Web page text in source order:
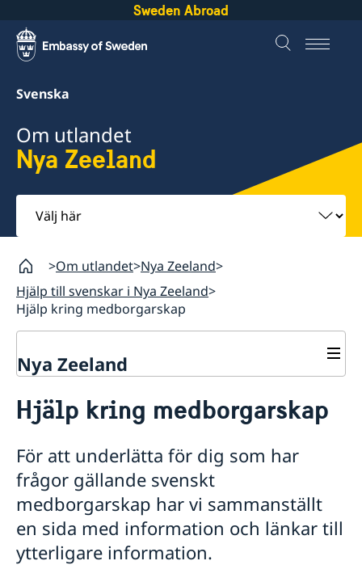
Sweden Abroad
Svenska
Om utlandet
Nya Zeeland
Välj
här
Om utlandet Nya Zeeland
Hjälp till svenskar i Nya Zeeland
Hjälp kring medborgarskap
Nya Zeeland
Hjälp till svenskar i Nya Zeeland
Röstning på plats | Nya Zeeland
Hjälp kring medborgarskap
Pass utomlands
Provisoriskt pass
Samordningsnummer
Akuta nödsituationer för svenska medborgare under
kvällstid och helger
Reseinformation
Hjälp kring medborgarskap
För att underlätta för dig som har
frågor gällande svenskt
medborgarskap har vi sammanställt
en sida med information och länkar till
ytterligare information.